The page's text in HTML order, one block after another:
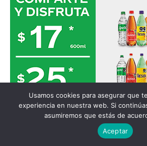
Usamos cookies para asegurar que
experiencia en nuestra web. Si
asumiremos que estás de
Aceptar